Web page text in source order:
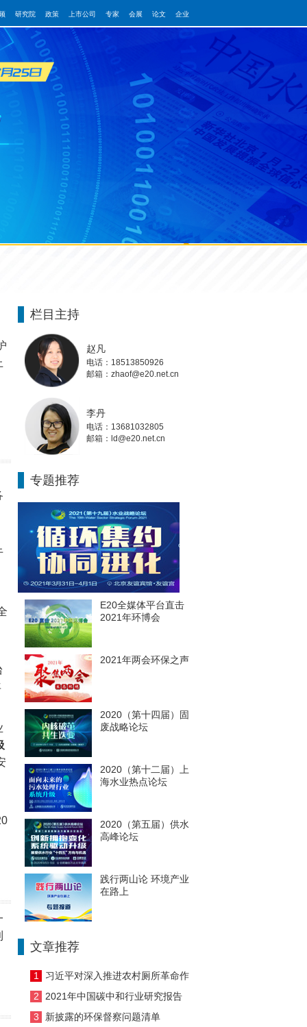
研究院 政策 上市公司 专家 会展 论文 企业
栏目主持
赵凡
电话：18513850926
邮箱：zhaof@e20.net.cn
李丹
电话：13681032805
邮箱：ld@e20.net.cn
专题推荐
E20全媒体平台直击
2021年环博会
2021年两会环保之声
2020（第十四届）固
废战略论坛
2020（第十二届）上
海水业热点论坛
2020（第五届）供水
高峰论坛
践行两山论 环境产业
在路上
文章推荐
1
习近平对深入推进农村厕所革命作
出重要指示
2
2021年中国碳中和行业研究报告
3
新披露的环保督察问题清单